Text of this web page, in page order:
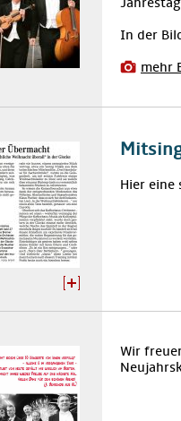
In der
mehr
Hier eine
Wir